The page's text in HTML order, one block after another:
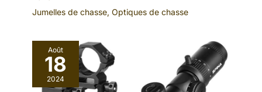
Jumelles de chasse, Optiques de chasse
Août
18
2024